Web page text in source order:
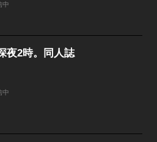
中
夜2時。同人誌
中